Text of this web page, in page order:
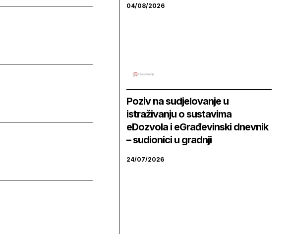
04/08/2026
Poziv na sudjelovanje u
istraživanju o sustavima
eDozvola i eGrađevinski dnevnik
– sudionici u gradnji
24/07/2026